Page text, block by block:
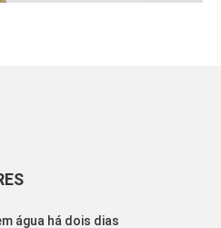
água há dois dias